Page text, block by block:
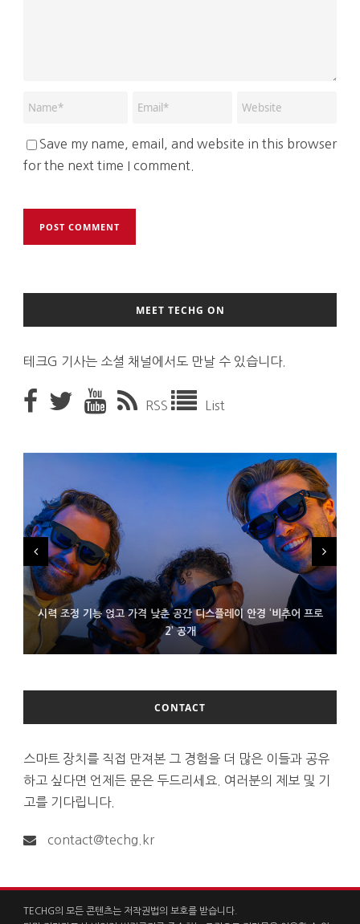
Save my name, email, and website in this browser
for the next time I comment.
MEET TECHG ON
테크G 기사는 소셜 채널에서도 만날 수 있습니다.
RSS List
시력 조정 기능 얹고 가격 낮춘 공간 디스플레이 안경 ‘비추어 프로
2’ 공개
D램 부족에 10억달러어치 아이폰18 프로세서 패키징 대기 중
300~400달러 반지형 스피커 준비하는 오픈AI
CONTACT
스마트 장치를 직접 만져본 그 경험을 더 많은 이들과 공유
하고 싶다면 언제든 문은 두드리세요. 여러분의 제보 및 기
고를 기다립니다.
contact@techg.kr
TECHG의 모든 콘텐츠는 저작권법의 보호를 받습니다.